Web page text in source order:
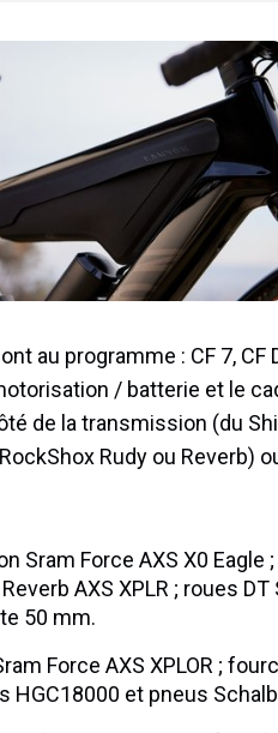
au programme : CF 7, CF
/ batterie et le
de la transmission (du
Rudy ou Reverb)
Sram Force AXS X0 Eagle
AXS XPLR ; roues
50 mm.
Force AXS XPLOR ;
HGC18000 et pneus